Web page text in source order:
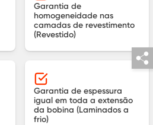
Garantia de
homogeneidade nas
camadas de revestimento
(Revestido)
Garantia de espessura
igual em toda a extensão
da bobina (Laminados a
frio)